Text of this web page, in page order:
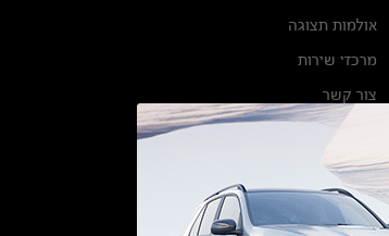
אולמות תצוגה
מרכזי שירות
צור קשר